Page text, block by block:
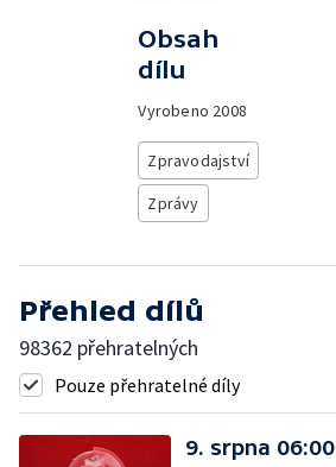
Obsah
dílu
Vyrobeno 2008
Zpravodajství
Zprávy
Přehled dílů
98362 přehratelných
Pouze přehratelné díly
9. srpna 06:00